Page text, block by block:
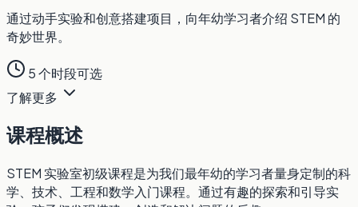
通过动手实验和创意搭建项目，向年幼学习者介绍 STEM 的
奇妙世界。
5 个时段可选
了解更多
课程概述
STEM 实验室初级课程是为我们最年幼的学习者量身定制的科
学、技术、工程和数学入门课程。通过有趣的探索和引导实